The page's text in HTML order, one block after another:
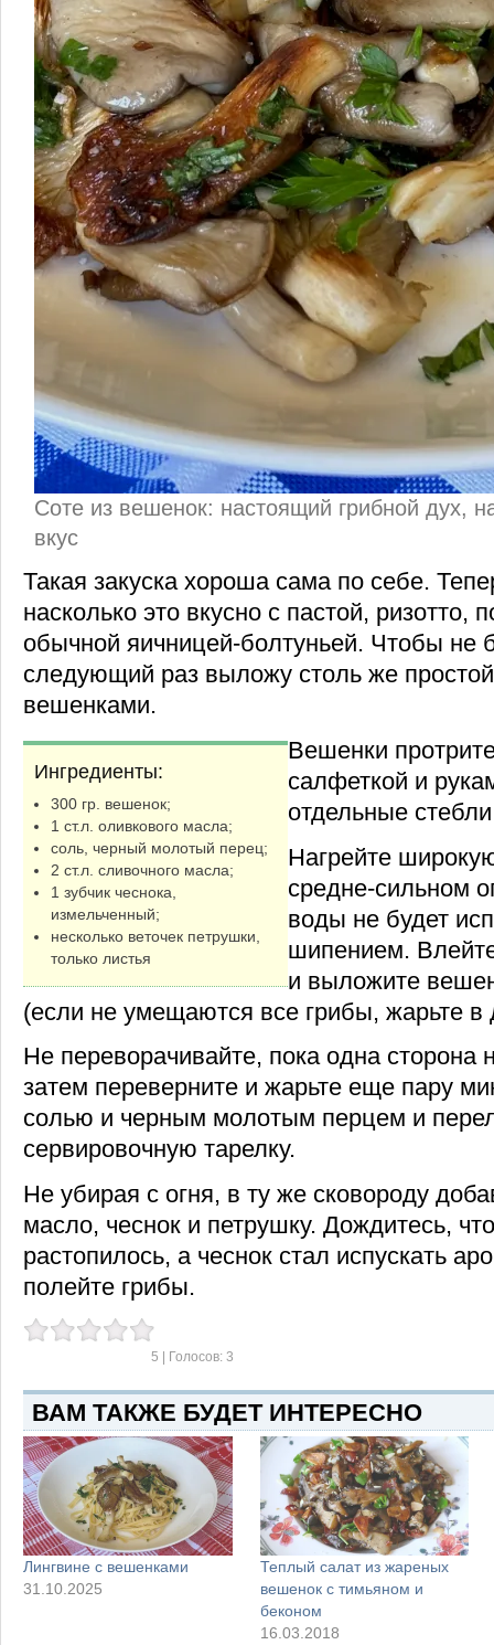
Соте из вешенок: настоящий грибной дух,
вкус
Такая закуска хороша сама по себе.
насколько это вкусно с пастой, ризотто,
обычной яичницей-болтуньей. Чтобы не
следующий раз выложу столь же
вешенками.
Ингредиенты:
300 гр. вешенок;
1 ст.л. оливкового масла;
соль, черный молотый перец;
2 ст.л. сливочного масла;
1 зубчик чеснока,
измельченный;
несколько веточек петрушки,
только листья
Вешенки
салфеткой и
отдельные
Нагрейте
средне-сильном
воды не будет
шипением.
и выложите
(если не умещаются все грибы, жарьте в
Не переворачивайте, пока одна сторона
затем переверните и жарьте еще пару
солью и черным молотым перцем и
сервировочную тарелку.
Не убирая с огня, в ту же сковороду
масло, чеснок и петрушку. Дождитесь,
растопилось, а чеснок стал испускать
полейте грибы.
5 | Голосов: 3
ВАМ ТАКЖЕ БУДЕТ ИНТЕРЕСНО
Лингвине с вешенками
31.10.2025
Теплый салат из жареных
вешенок с тимьяном и
беконом
16.03.2018